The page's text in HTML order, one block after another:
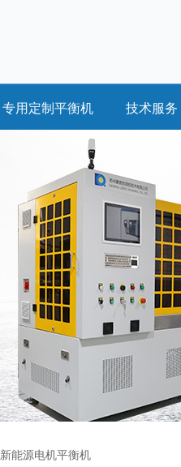
专用定制平衡机 技术服务
新能源电机平衡机